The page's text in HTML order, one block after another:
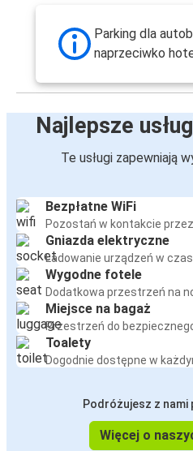
Parking dla
naprzeciwko
Najlepsze
Te usługi zapewniają
Bezpłatne WiFi
Pozostań w kontakcie
Gniazda elektryczne
Ładowanie urządzeń w
Wygodne fotele
Dodatkowa przestrzeń na
Miejsce na bagaż
Przestrzeń do
Toalety
Dogodnie dostępne w
Podróżujesz z nami
Więcej o